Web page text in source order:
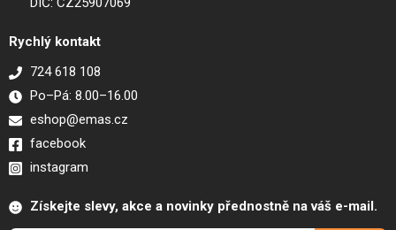
Rychlý kontakt
724 618 108
Po–Pá: 8.00–16.00
eshop@emas.cz
facebook
instagram
Získejte slevy, akce a novinky přednostně na váš e-mail.